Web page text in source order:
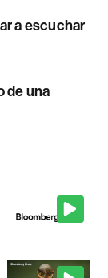
a escuchar
de una